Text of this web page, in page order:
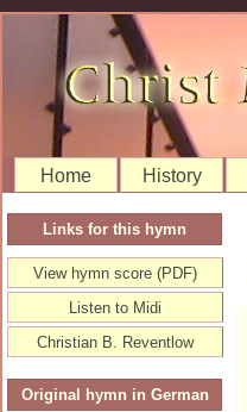
Home History
Links for this hymn
View hymn score (PDF)
Listen to Midi
Christian B. Reventlow
Original hymn in German